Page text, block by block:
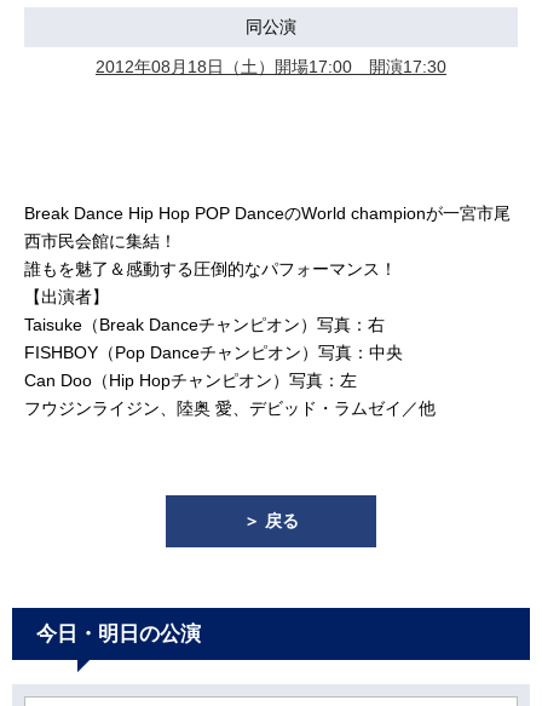
同公演
2012年08月18日（土）開場17:00 開演17:30
Break Dance Hip Hop POP DanceのWorld championが一宮市尾
西市民会館に集結！
誰もを魅了＆感動する圧倒的なパフォーマンス！
【出演者】
Taisuke（Break Danceチャンピオン）写真：右
FISHBOY（Pop Danceチャンピオン）写真：中央
Can Doo（Hip Hopチャンピオン）写真：左
フウジンライジン、陸奥 愛、デビッド・ラムゼイ／他
＞ 戻る
今日・明日の公演